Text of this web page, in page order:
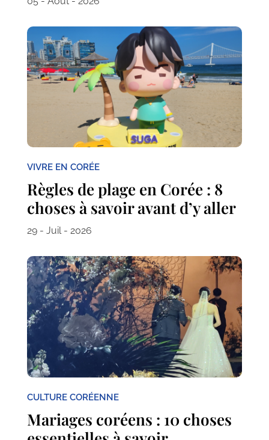
VIVRE EN CORÉE
Règles de plage en Corée : 8
choses à savoir avant d’y aller
29 - Juil - 2026
CULTURE CORÉENNE
Mariages coréens : 10 choses